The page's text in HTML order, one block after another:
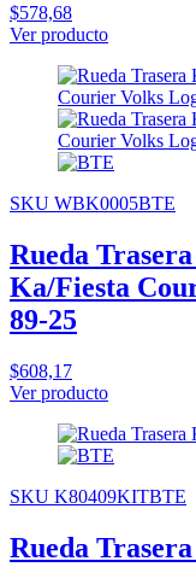
$578,68
Ver producto
SKU WBK0005BTE
Rueda
Ka/Fiesta
89-25
$608,17
Ver producto
SKU K80409KITBTE
Rueda